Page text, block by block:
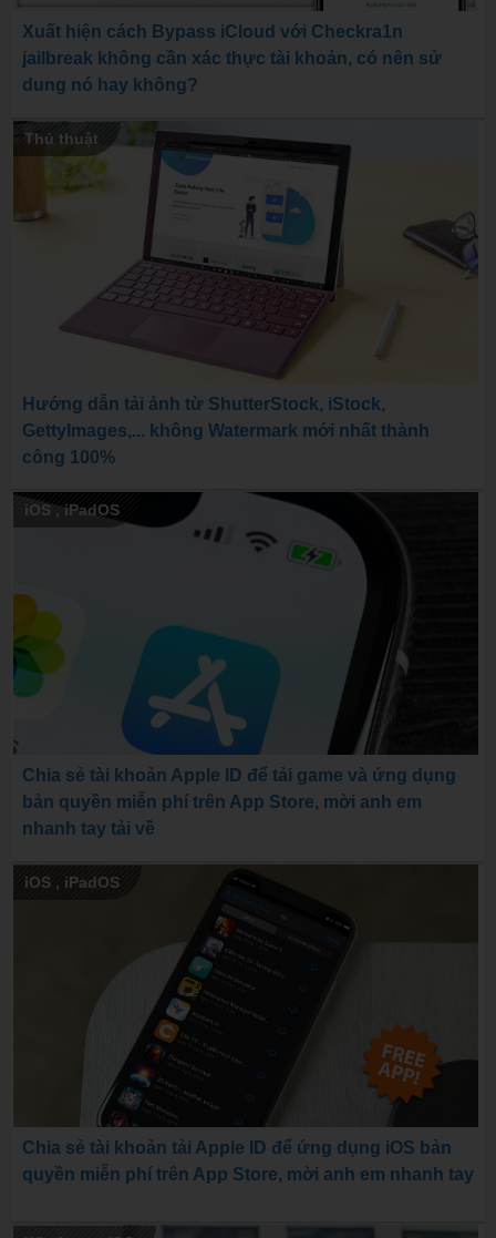
Xuất hiện cách Bypass iCloud với Checkra1n
jailbreak không cần xác thực tài khoản, có nên sử
dung nó hay không?
Thủ thuật
Hướng dẫn tải ảnh từ ShutterStock, iStock,
GettyImages,... không Watermark mới nhất thành
công 100%
iOS ,iPadOS
Chia sẻ tài khoản Apple ID để tải game và ứng dụng
bản quyền miễn phí trên App Store, mời anh em
nhanh tay tải về
iOS , iPadOS
Chia sẻ tài khoản tải Apple ID để ứng dụng iOS bản
quyền miễn phí trên App Store, mời anh em nhanh tay